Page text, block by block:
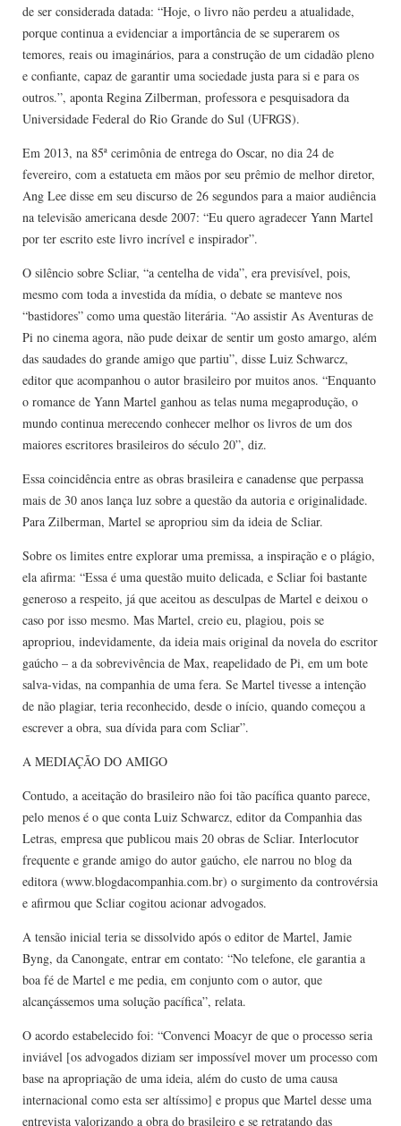
de ser considerada datada: “Hoje, o livro não perdeu a atualidade,
porque continua a evidenciar a importância de se superarem os
temores, reais ou imaginários, para a construção de um cidadão pleno
e confiante, capaz de garantir uma sociedade justa para si e para os
outros.”, aponta Regina Zilberman, professora e pesquisadora da
Universidade Federal do Rio Grande do Sul (UFRGS).
Em 2013, na 85ª cerimônia de entrega do Oscar, no dia 24 de
fevereiro, com a estatueta em mãos por seu prêmio de melhor diretor,
Ang Lee disse em seu discurso de 26 segundos para a maior audiência
na televisão americana desde 2007: “Eu quero agradecer Yann Martel
por ter escrito este livro incrível e inspirador”.
O silêncio sobre Scliar, “a centelha de vida”, era previsível, pois,
mesmo com toda a investida da mídia, o debate se manteve nos
“bastidores” como uma questão literária. “Ao assistir As Aventuras de
Pi no cinema agora, não pude deixar de sentir um gosto amargo, além
das saudades do grande amigo que partiu”, disse Luiz Schwarcz,
editor que acompanhou o autor brasileiro por muitos anos. “Enquanto
o romance de Yann Martel ganhou as telas numa megaprodução, o
mundo continua merecendo conhecer melhor os livros de um dos
maiores escritores brasileiros do século 20”, diz.
Essa coincidência entre as obras brasileira e canadense que perpassa
mais de 30 anos lança luz sobre a questão da autoria e originalidade.
Para Zilberman, Martel se apropriou sim da ideia de Scliar.
Sobre os limites entre explorar uma premissa, a inspiração e o plágio,
ela afirma: “Essa é uma questão muito delicada, e Scliar foi bastante
generoso a respeito, já que aceitou as desculpas de Martel e deixou o
caso por isso mesmo. Mas Martel, creio eu, plagiou, pois se
apropriou, indevidamente, da ideia mais original da novela do escritor
gaúcho – a da sobrevivência de Max, reapelidado de Pi, em um bote
salva-vidas, na companhia de uma fera. Se Martel tivesse a intenção
de não plagiar, teria reconhecido, desde o início, quando começou a
escrever a obra, sua dívida para com Scliar”.
A MEDIAÇÃO DO AMIGO
Contudo, a aceitação do brasileiro não foi tão pacífica quanto parece,
pelo menos é o que conta Luiz Schwarcz, editor da Companhia das
Letras, empresa que publicou mais 20 obras de Scliar. Interlocutor
frequente e grande amigo do autor gaúcho, ele narrou no blog da
editora (www.blogdacompanhia.com.br) o surgimento da controvérsia
e afirmou que Scliar cogitou acionar advogados.
A tensão inicial teria se dissolvido após o editor de Martel, Jamie
Byng, da Canongate, entrar em contato: “No telefone, ele garantia a
boa fé de Martel e me pedia, em conjunto com o autor, que
alcançássemos uma solução pacífica”, relata.
O acordo estabelecido foi: “Convenci Moacyr de que o processo seria
inviável [os advogados diziam ser impossível mover um processo com
base na apropriação de uma ideia, além do custo de uma causa
internacional como esta ser altíssimo] e propus que Martel desse uma
entrevista valorizando a obra do brasileiro e se retratando das